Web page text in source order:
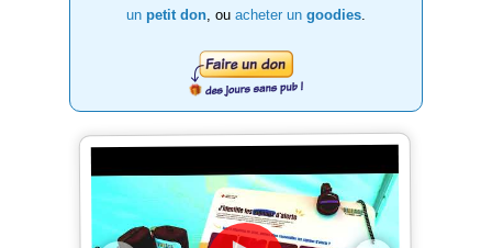
un petit don , ou acheter un goodies